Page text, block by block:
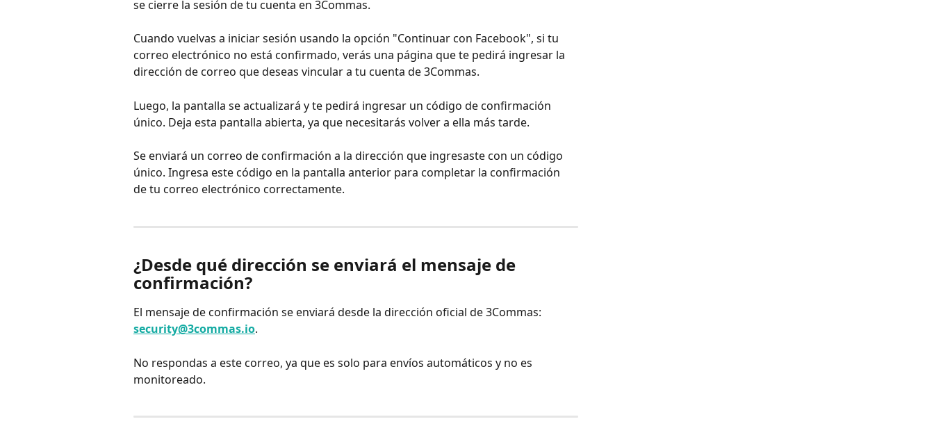
se cierre la sesión de tu cuenta en 3Commas.
Cuando vuelvas a iniciar sesión usando la opción "Continuar con Facebook", si tu
correo electrónico no está confirmado, verás una página que te pedirá ingresar la
dirección de correo que deseas vincular a tu cuenta de 3Commas.
Luego, la pantalla se actualizará y te pedirá ingresar un código de confirmación
único. Deja esta pantalla abierta, ya que necesitarás volver a ella más tarde.
Se enviará un correo de confirmación a la dirección que ingresaste con un código
único. Ingresa este código en la pantalla anterior para completar la confirmación
de tu correo electrónico correctamente.
¿Desde qué dirección se enviará el mensaje de
confirmación?
El mensaje de confirmación se enviará desde la dirección oficial de 3Commas:
security@3commas.io.
No respondas a este correo, ya que es solo para envíos automáticos y no es
monitoreado.